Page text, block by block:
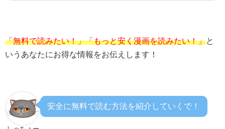
「無料で読みたい！」「もっと安く漫画を読みたい！」と
いうあなたにお得な情報をお伝えします！
安全に無料で読む方法を紹介していくで！